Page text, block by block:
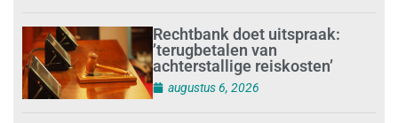
Rechtbank doet uitspraak:
’terugbetalen van
achterstallige reiskosten’
augustus 6, 2026